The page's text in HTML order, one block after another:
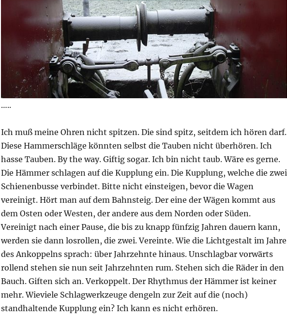
…..
Ich muß meine Ohren nicht spitzen. Die sind spitz, seitdem ich hören darf.
Diese Hammerschläge könnten selbst die Tauben nicht überhören. Ich
hasse Tauben. By the way. Giftig sogar. Ich bin nicht taub. Wäre es gerne.
Die Hämmer schlagen auf die Kupplung ein. Die Kupplung, welche die zwei
Schienenbusse verbindet. Bitte nicht einsteigen, bevor die Wagen
vereinigt. Hört man auf dem Bahnsteig. Der eine der Wägen kommt aus
dem Osten oder Westen, der andere aus dem Norden oder Süden.
Vereinigt nach einer Pause, die bis zu knapp fünfzig Jahren dauern kann,
werden sie dann losrollen, die zwei. Vereinte. Wie die Lichtgestalt im Jahre
des Ankoppelns sprach: über Jahrzehnte hinaus. Unschlagbar vorwärts
rollend stehen sie nun seit Jahrzehnten rum. Stehen sich die Räder in den
Bauch. Giften sich an. Verkoppelt. Der Rhythmus der Hämmer ist keiner
mehr. Wieviele Schlagwerkzeuge dengeln zur Zeit auf die (noch)
standhaltende Kupplung ein? Ich kann es nicht erhören.